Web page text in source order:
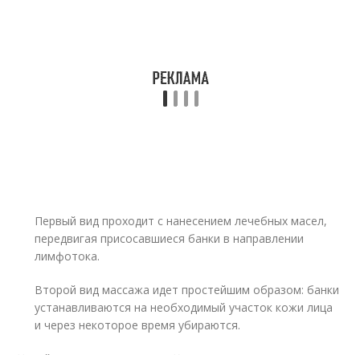
Первый вид проходит с нанесением лечебных масел,
передвигая присосавшиеся банки в направлении
лимфотока.
Второй вид массажа идет простейшим образом: банки
устанавливаются на необходимый участок кожи лица
и через некоторое время убираются.